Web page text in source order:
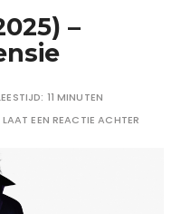
–
11 MINUTEN
LAAT EEN REACTIE ACHTER